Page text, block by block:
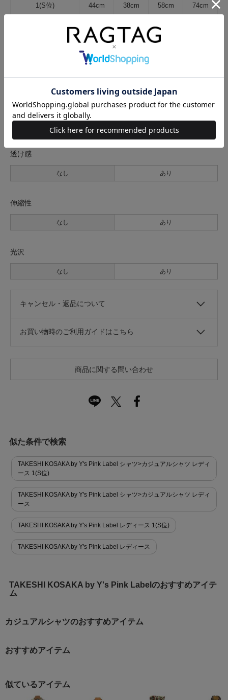
1(S位) 44cm 38cm 58cm 74cm
サイズの測り方について
裏地
透け感
なし あり
伸縮性
なし あり
光沢
なし あり
キャンセル・返品について
お買い物時のご利用ガイドはこちら
商品に関する問い合わせ
似た条件で検索
TAKESHI KOSAKA by Y's Pink Label シャツ>カジュアルシャツ レディ
ース 1(S位)
TAKESHI KOSAKA by Y's Pink Label シャツ>カジュアルシャツ レディ
ース
TAKESHI KOSAKA by Y's Pink Label レディース 1(S位)
TAKESHI KOSAKA by Y's Pink Label レディース
TAKESHI KOSAKA by Y's Pink Labelのおすすめアイテ
ム
カジュアルシャツのおすすめアイテム
おすすめアイテム